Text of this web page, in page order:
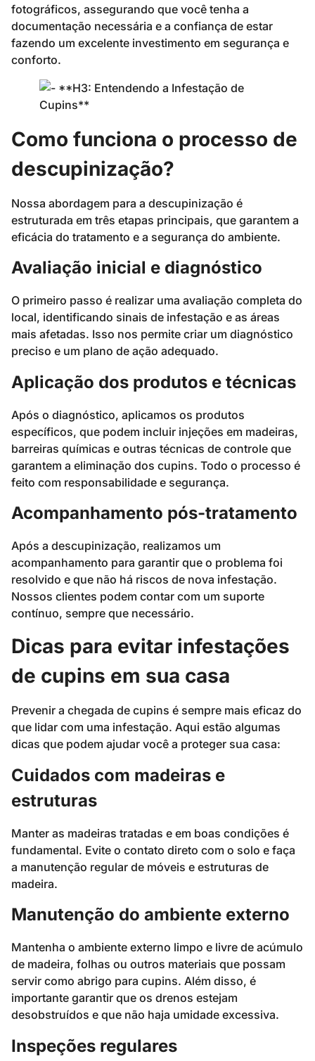
fotográficos, assegurando que você tenha a
documentação necessária e a confiança de estar
fazendo um excelente investimento em segurança e
conforto.
Como funciona o processo de
descupinização?
Nossa abordagem para a descupinização é
estruturada em três etapas principais, que garantem a
eficácia do tratamento e a segurança do ambiente.
Avaliação inicial e diagnóstico
O primeiro passo é realizar uma avaliação completa do
local, identificando sinais de infestação e as áreas
mais afetadas. Isso nos permite criar um diagnóstico
preciso e um plano de ação adequado.
Aplicação dos produtos e técnicas
Após o diagnóstico, aplicamos os produtos
específicos, que podem incluir injeções em madeiras,
barreiras químicas e outras técnicas de controle que
garantem a eliminação dos cupins. Todo o processo é
feito com responsabilidade e segurança.
Acompanhamento pós-tratamento
Após a descupinização, realizamos um
acompanhamento para garantir que o problema foi
resolvido e que não há riscos de nova infestação.
Nossos clientes podem contar com um suporte
contínuo, sempre que necessário.
Dicas para evitar infestações
de cupins em sua casa
Prevenir a chegada de cupins é sempre mais eficaz do
que lidar com uma infestação. Aqui estão algumas
dicas que podem ajudar você a proteger sua casa:
Cuidados com madeiras e
estruturas
Manter as madeiras tratadas e em boas condições é
fundamental. Evite o contato direto com o solo e faça
a manutenção regular de móveis e estruturas de
madeira.
Manutenção do ambiente externo
Mantenha o ambiente externo limpo e livre de acúmulo
de madeira, folhas ou outros materiais que possam
servir como abrigo para cupins. Além disso, é
importante garantir que os drenos estejam
desobstruídos e que não haja umidade excessiva.
Inspeções regulares